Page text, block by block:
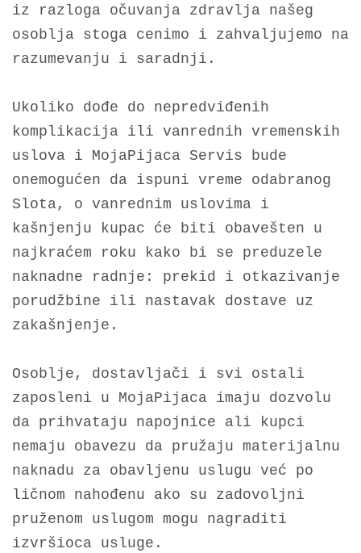
iz razloga očuvanja zdravlja našeg
osoblja stoga cenimo i zahvaljujemo na
razumevanju i saradnji.
Ukoliko dođe do nepredviđenih
komplikacija ili vanrednih vremenskih
uslova i MojaPijaca Servis bude
onemogućen da ispuni vreme odabranog
Slota, o vanrednim uslovima i
kašnjenju kupac će biti obavešten u
najkraćem roku kako bi se preduzele
naknadne radnje: prekid i otkazivanje
porudžbine ili nastavak dostave uz
zakašnjenje.
Osoblje, dostavljači i svi ostali
zaposleni u MojaPijaca imaju dozvolu
da prihvataju napojnice ali kupci
nemaju obavezu da pružaju materijalnu
naknadu za obavljenu uslugu već po
ličnom nahođenu ako su zadovoljni
pruženom uslugom mogu nagraditi
izvršioca usluge.